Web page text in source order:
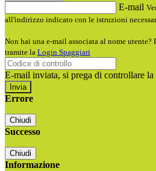
E-mail
all'indirizzo indicato con le istruzioni
Non hai una e-mail associata al nome utente?
tramite la Login Spaggiari
E-mail inviata, si prega di controllare la
Errore
Chiudi
Successo
Chiudi
Informazione